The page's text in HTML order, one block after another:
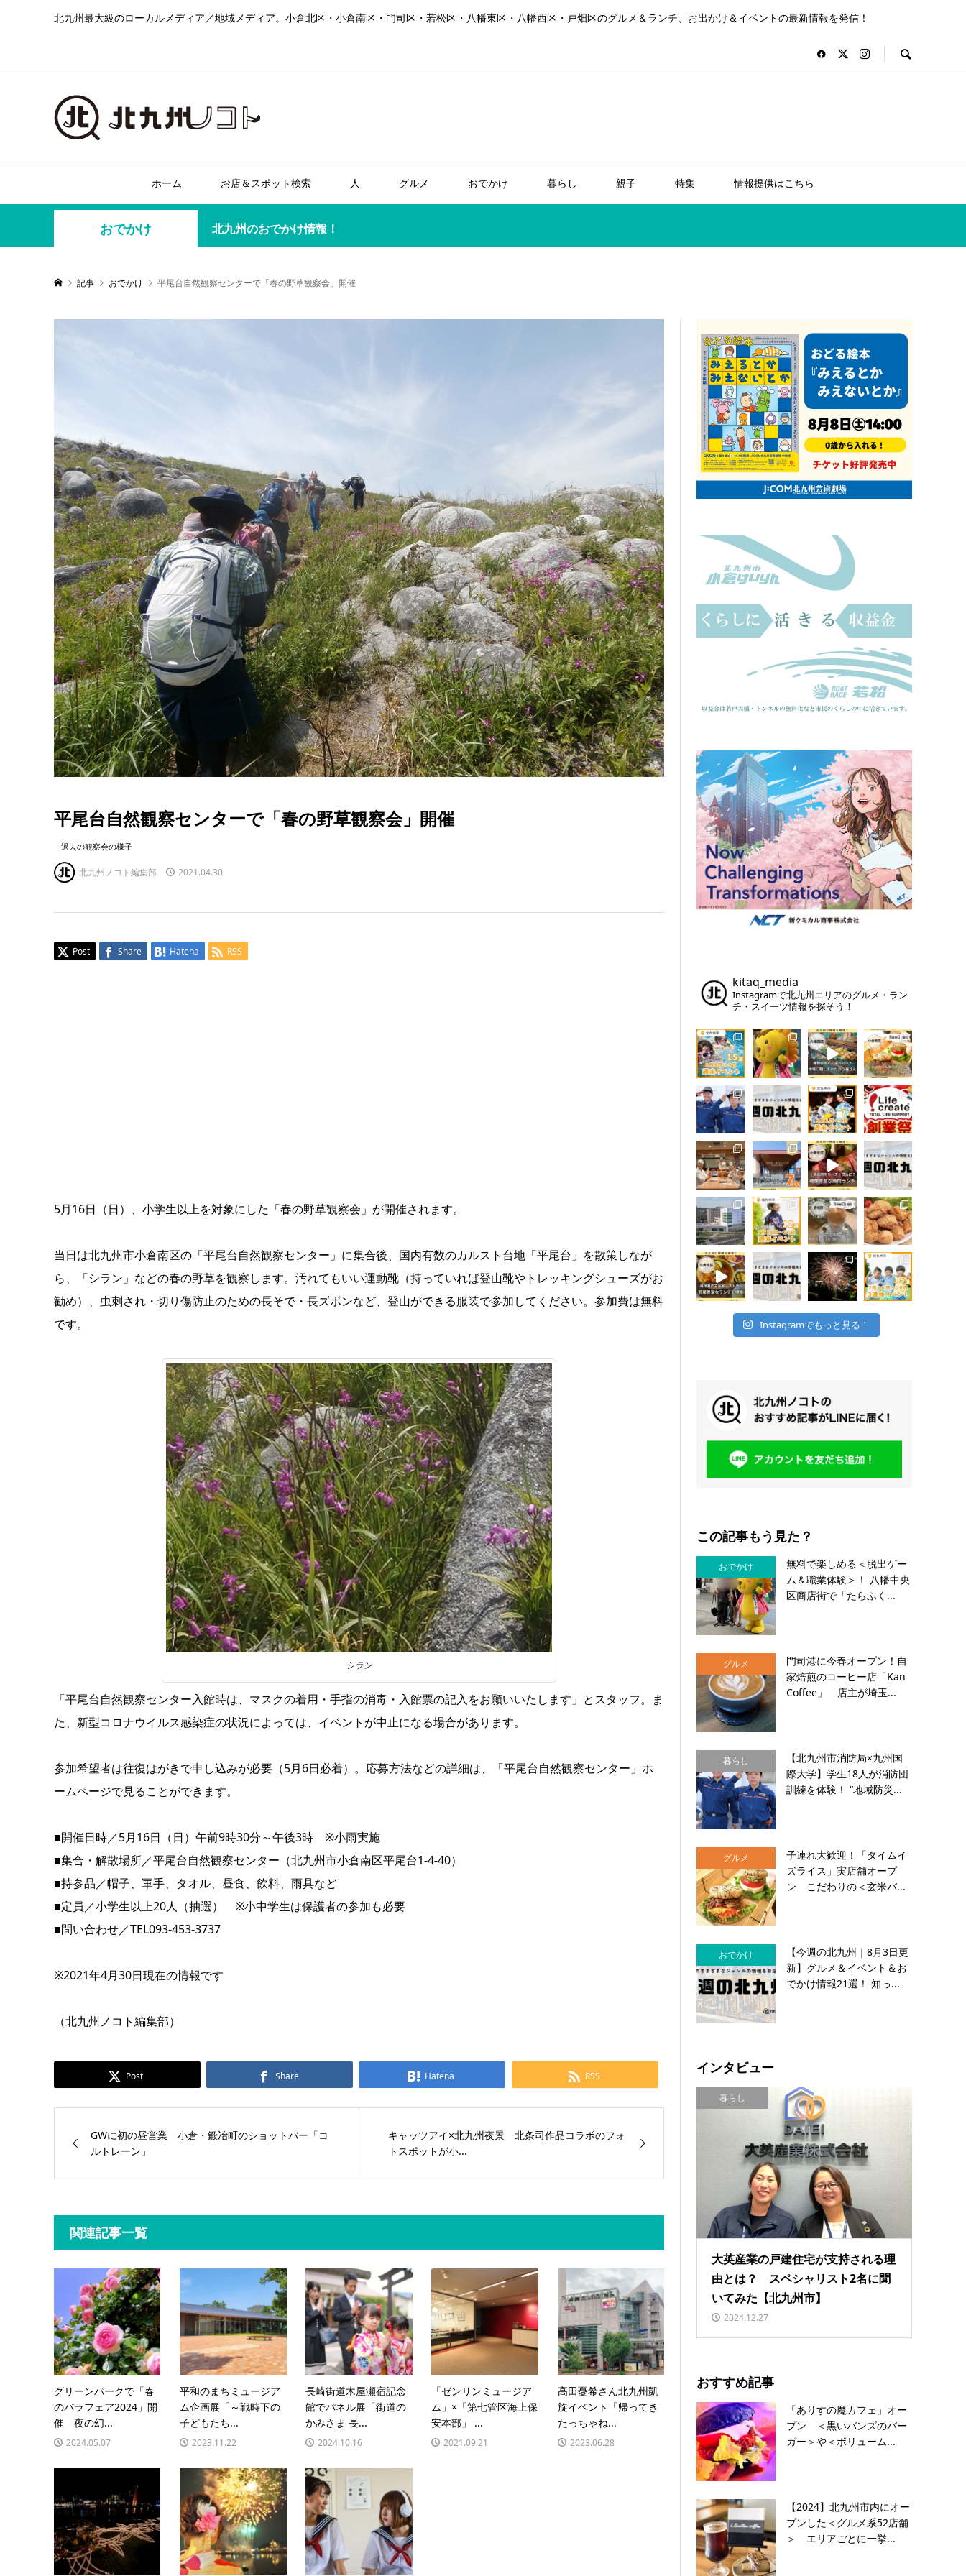
北九州最大級のローカルメディア／地域メディア。小倉北区・小倉南区・門司区・若松区・八幡東区・八幡西区・戸畑区のグルメ＆ランチ、お出かけ＆イベントの最新情報を発信！
ホーム お店＆スポット検索 人 グルメ おでかけ 暮らし 親子 特集 情報提供はこちら
おでかけ 北九州のおでかけ情報！
記事 おでかけ 平尾台自然観察センターで「春の野草観察会」開催
平尾台自然観察センターで「春の野草観察会」開催
過去の観察会の様子
北九州ノコト編集部 2021.04.30
Post Share Hatena RSS
5月16日（日）、小学生以上を対象にした「春の野草観察会」が開催されます。
当日は北九州市小倉南区の「平尾台自然観察センター」に集合後、国内有数のカルスト台地「平尾台」を散策しなが
ら、「シラン」などの春の野草を観察します。汚れてもいい運動靴（持っていれば登山靴やトレッキングシューズがお
勧め）、虫刺され・切り傷防止のための長そで・長ズボンなど、登山ができる服装で参加してください。参加費は無料
です。
シラン
「平尾台自然観察センター入館時は、マスクの着用・手指の消毒・入館票の記入をお願いいたします」とスタッフ。ま
た、新型コロナウイルス感染症の状況によっては、イベントが中止になる場合があります。
参加希望者は往復はがきで申し込みが必要（5月6日必着）。応募方法などの詳細は、
「平尾台自然観察センター」ホ
ームページで見ることができます。
■開催日時／5月16日（日）午前9時30分～午後3時 ※小雨実施
■集合・解散場所／平尾台自然観察センター（北九州市小倉南区平尾台1-4-40）
■持参品／帽子、軍手、タオル、昼食、飲料、雨具など
■定員／小学生以上20人（抽選） ※小中学生は保護者の参加も必要
■問い合わせ／TEL093-453-3737
※2021年4月30日現在の情報です
（北九州ノコト編集部）
Post Share Hatena RSS
GWに初の昼営業 小倉・鍛冶町のショットバー「コ
ルトレーン」
キャッツアイ×北九州夜景 北条司作品コラボのフォ
トスポットが小...
関連記事一覧
グリーンパークで「春
のバラフェア2024」開
催 夜の幻...
2024.05.07
平和のまちミュージア
ム企画展「～戦時下の
子どもたち...
2023.11.22
長崎街道木屋瀬宿記念
館でパネル展「街道の
かみさま 長...
2024.10.16
「ゼンリンミュージア
ム」×「第七管区海上保
安本部」 ...
2021.09.21
高田憂希さん北九州凱
旋イベント「帰ってき
たっちゃね...
2023.06.28
kitaq_media
Instagramで北九州エリアのグルメ・ラン
チ・スイーツ情報を探そう！
Instagramでもっと見る！
この記事もう見た？
おでかけ
無料で楽しめる＜脱出ゲー
ム＆職業体験＞！ 八幡中央
区商店街で「たらふく...
グルメ
門司港に今春オープン！自
家焙煎のコーヒー店「Kan
Coffee」 店主が埼玉...
暮らし
【北九州市消防局×九州国
際大学】学生18人が消防団
訓練を体験！ “地域防災...
グルメ
子連れ大歓迎！「タイムイ
ズライス」実店舗オープ
ン こだわりの＜玄米バ...
おでかけ
【今週の北九州｜8月3日更
新】グルメ＆イベント＆お
でかけ情報21選！ 知っ...
インタビュー
暮らし
大英産業の戸建住宅が支持される理
由とは？ スペシャリスト2名に聞
いてみた【北九州市】
2024.12.27
おすすめ記事
「ありすの魔カフェ」オー
プン ＜黒いバンズのバー
ガー＞や＜ボリューム...
【2024】北九州市内にオー
プンした＜グルメ系52店舗
＞ エリアごとに一挙...